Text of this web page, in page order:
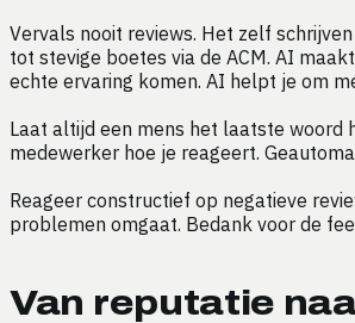
Vervals nooit reviews. Het zelf
tot stevige boetes via de ACM. AI
echte ervaring komen. AI helpt je om
Laat altijd een mens het laatste woord
medewerker hoe je reageert.
Reageer constructief op negatieve
problemen omgaat. Bedank voor de
Van reputatie